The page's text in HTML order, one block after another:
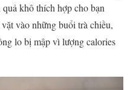
khô thích hợp cho bạn
vào những buổi trà chiều,
lo bị mập vì lượng calories